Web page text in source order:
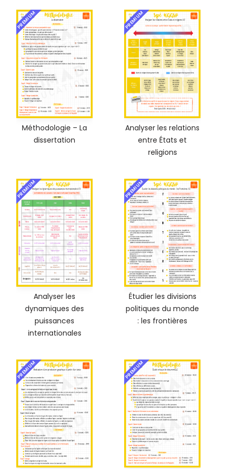
PREMIUM
Méthodologie – La
dissertation
PREMIUM
Analyser les relations
entre États et
religions
PREMIUM
Analyser les
dynamiques des
puissances
internationales
PREMIUM
Étudier les divisions
politiques du monde
: les frontières
PREMIUM PREMIUM